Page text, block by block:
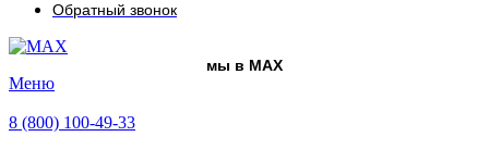
Обратный звонок
мы в MAX
Меню
8 (800) 100-49-33